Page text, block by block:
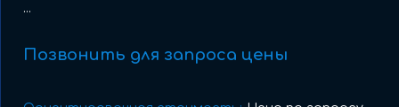
...
Позвонить для запроса цены